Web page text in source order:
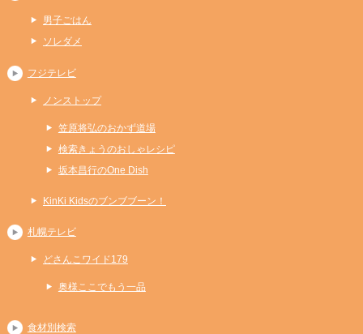
男子ごはん
ソレダメ
フジテレビ
ノンストップ
笠原将弘のおかず道場
検索きょうのおしゃレシピ
坂本昌行のOne Dish
KinKi Kidsのブンブブーン！
札幌テレビ
どさんこワイド179
奥様ここでもう一品
食材別検索